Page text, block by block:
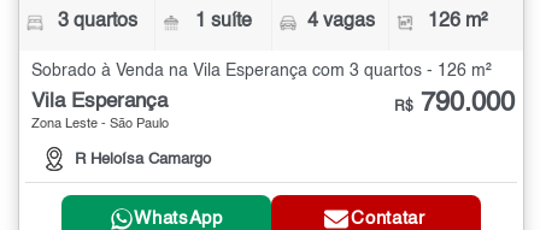
3 quartos 1 suíte 4 vagas 126 m²
Sobrado à Venda na Vila Esperança com 3 quartos - 126 m²
Vila Esperança
Zona Leste - São Paulo
R Heloísa Camargo
R$ 790.000
WhatsApp Contatar